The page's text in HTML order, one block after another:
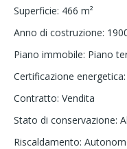
Superficie: 466 m²
Anno di costruzione:
Piano immobile: Piano
Certificazione energetica:
Contratto: Vendita
Stato di conservazione:
Riscaldamento: